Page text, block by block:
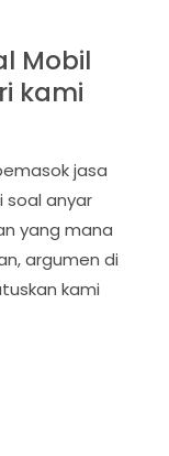
Mobil
kami
jasa
soal anyar
yang mana
argumen di
kami